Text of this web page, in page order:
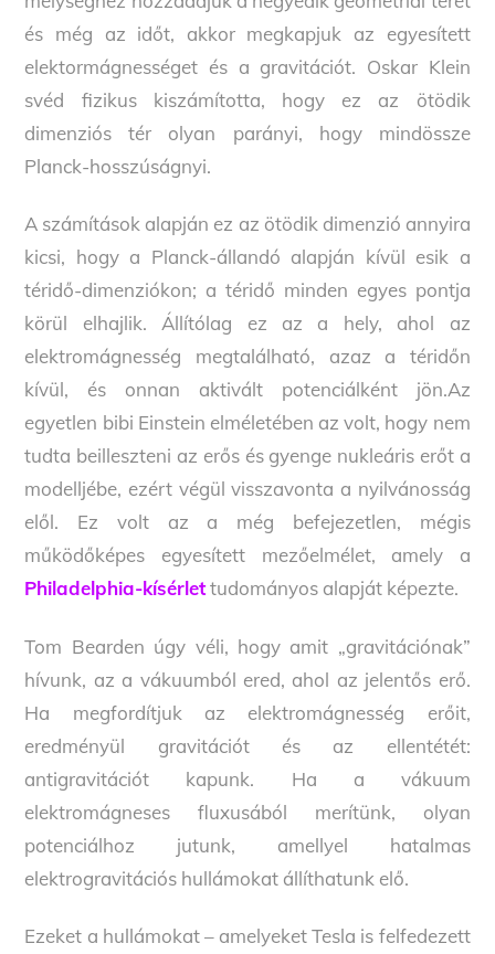
és még az időt, akkor megkapjuk az egyesített
elektormágnességet és a gravitációt. Oskar Klein
svéd fizikus kiszámította, hogy ez az ötödik
dimenziós tér olyan parányi, hogy mindössze
Planck-hosszúságnyi.
A számítások alapján ez az ötödik dimenzió annyira
kicsi, hogy a Planck-állandó alapján kívül esik a
téridő-dimenziókon; a téridő minden egyes pontja
körül elhajlik. Állítólag ez az a hely, ahol az
elektromágnesség megtalálható, azaz a téridőn
kívül, és onnan aktivált potenciálként jön.Az
egyetlen bibi Einstein elméletében az volt, hogy nem
tudta beilleszteni az erős és gyenge nukleáris erőt a
modelljébe, ezért végül visszavonta a nyilvánosság
elől. Ez volt az a még befejezetlen, mégis
működőképes egyesített mezőelmélet, amely a
Philadelphia-kísérlettudományos alapját képezte.
Tom Bearden úgy véli, hogy amit „gravitációnak”
hívunk, az a vákuumból ered, ahol az jelentős erő.
Ha megfordítjuk az elektromágnesség erőit,
eredményül gravitációt és az ellentétét:
antigravitációt kapunk. Ha a vákuum
elektromágneses fluxusából merítünk, olyan
potenciálhoz jutunk, amellyel hatalmas
elektrogravitációs hullámokat állíthatunk elő.
Ezeket a hullámokat – amelyeket Tesla is felfedezett